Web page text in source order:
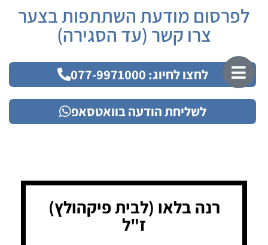
לפרסום מודעת השתתפות בצער
צרו קשר (עד הסגירה)
לחצו לחיוג: 077-9971000
לשליחת הודעה בוואטסאפ
רנה בלאו (לבית פיקהולץ)
ז"ל